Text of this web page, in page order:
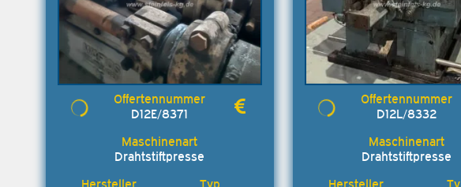
D12E/8371
Drahtstiftpresse
D12L/8332
Drahtstiftpresse